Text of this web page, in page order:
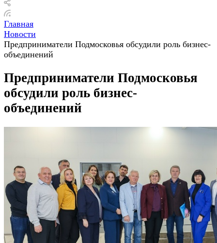
Главная
Новости
Предприниматели Подмосковья обсудили роль бизнес-
объединений
Предприниматели Подмосковья
обсудили роль бизнес-
объединений